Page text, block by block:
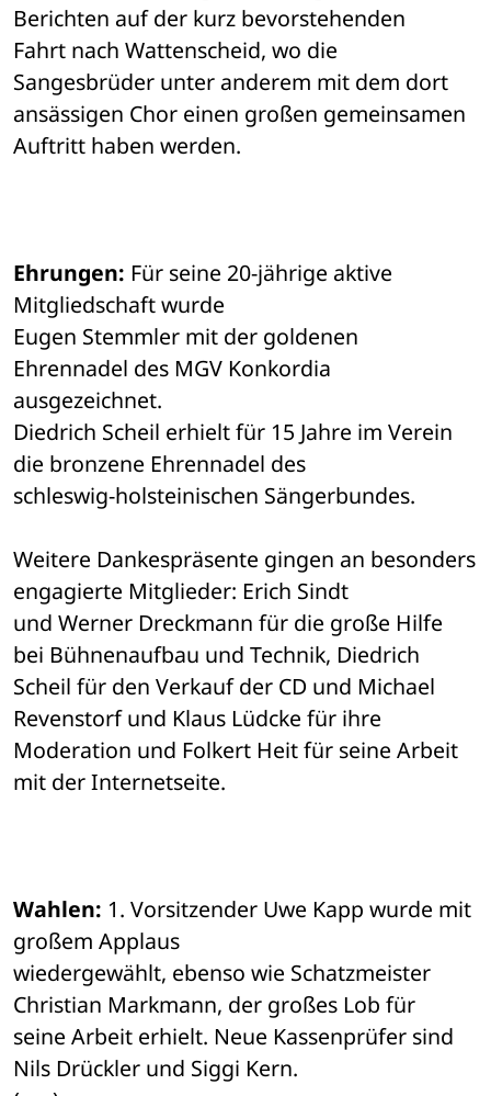
Berichten auf der kurz bevorstehenden
Fahrt nach Wattenscheid, wo die
Sangesbrüder unter anderem mit dem dort
ansässigen Chor einen großen gemeinsamen
Auftritt haben werden.
Ehrungen: Für seine 20-jährige aktive
Mitgliedschaft wurde
Eugen Stemmler mit der goldenen
Ehrennadel des MGV Konkordia
ausgezeichnet.
Diedrich Scheil erhielt für 15 Jahre im Verein
die bronzene Ehrennadel des
schleswig-holsteinischen Sängerbundes.
Weitere Dankespräsente gingen an besonders
engagierte Mitglieder: Erich Sindt
und Werner Dreckmann für die große Hilfe
bei Bühnenaufbau und Technik, Diedrich
Scheil für den Verkauf der CD und Michael
Revenstorf und Klaus Lüdcke für ihre
Moderation und Folkert Heit für seine Arbeit
mit der Internetseite.
Wahlen: 1. Vorsitzender Uwe Kapp wurde mit
großem Applaus
wiedergewählt, ebenso wie Schatzmeister
Christian Markmann, der großes Lob für
seine Arbeit erhielt. Neue Kassenprüfer sind
Nils Drückler und Siggi Kern.